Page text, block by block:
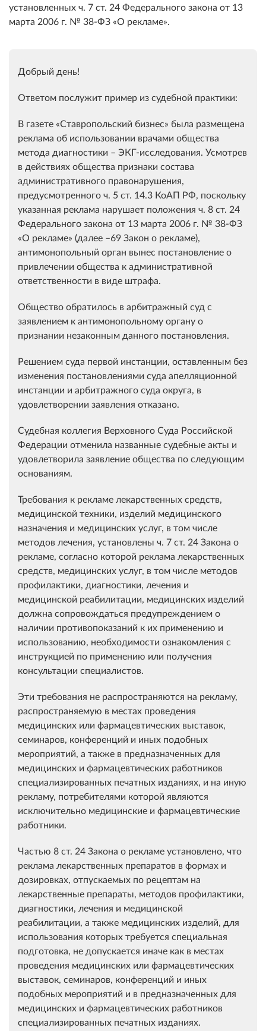
установленных ч. 7 ст. 24 Федерального закона от 13
марта 2006 г. № 38-ФЗ «О рекламе».
Добрый день!
Ответом послужит пример из судебной практики:
В газете «Ставропольский бизнес» была размещена
реклама об использовании врачами общества
метода диагностики – ЭКГ-исследования. Усмотрев
в действиях общества признаки состава
административного правонарушения,
предусмотренного ч. 5 ст. 14.3 КоАП РФ, поскольку
указанная реклама нарушает положения ч. 8 ст. 24
Федерального закона от 13 марта 2006 г. № 38-ФЗ
«О рекламе» (далее –69 Закон о рекламе),
антимонопольный орган вынес постановление о
привлечении общества к административной
ответственности в виде штрафа.
Общество обратилось в арбитражный суд с
заявлением к антимонопольному органу о
признании незаконным данного постановления.
Решением суда первой инстанции, оставленным без
изменения постановлениями суда апелляционной
инстанции и арбитражного суда округа, в
удовлетворении заявления отказано.
Судебная коллегия Верховного Суда Российской
Федерации отменила названные судебные акты и
удовлетворила заявление общества по следующим
основаниям.
Требования к рекламе лекарственных средств,
медицинской техники, изделий медицинского
назначения и медицинских услуг, в том числе
методов лечения, установлены ч. 7 ст. 24 Закона о
рекламе, согласно которой реклама лекарственных
средств, медицинских услуг, в том числе методов
профилактики, диагностики, лечения и
медицинской реабилитации, медицинских изделий
должна сопровождаться предупреждением о
наличии противопоказаний к их применению и
использованию, необходимости ознакомления с
инструкцией по применению или получения
консультации специалистов.
Эти требования не распространяются на рекламу,
распространяемую в местах проведения
медицинских или фармацевтических выставок,
семинаров, конференций и иных подобных
мероприятий, а также в предназначенных для
медицинских и фармацевтических работников
специализированных печатных изданиях, и на иную
рекламу, потребителями которой являются
исключительно медицинские и фармацевтические
работники.
Частью 8 ст. 24 Закона о рекламе установлено, что
реклама лекарственных препаратов в формах и
дозировках, отпускаемых по рецептам на
лекарственные препараты, методов профилактики,
диагностики, лечения и медицинской
реабилитации, а также медицинских изделий, для
использования которых требуется специальная
подготовка, не допускается иначе как в местах
проведения медицинских или фармацевтических
выставок, семинаров, конференций и иных
подобных мероприятий и в предназначенных для
медицинских и фармацевтических работников
специализированных печатных изданиях.